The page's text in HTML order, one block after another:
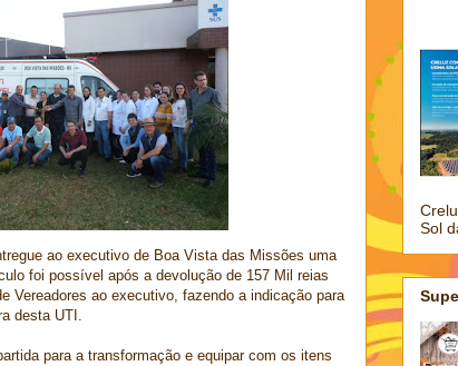
ao executivo de Boa Vista das Missões uma
foi possível após a devolução de 157 Mil reias
Vereadores ao executivo, fazendo a indicação para
desta UTI.
para a transformação e equipar com os itens
Sol